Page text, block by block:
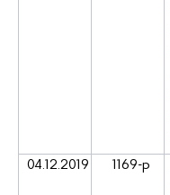
04.12.2019 1169-р